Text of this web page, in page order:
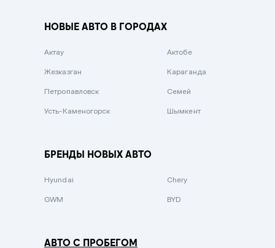
Вишневый
Зеленый металлик
НОВЫЕ АВТО В ГОРОДАХ
Актау Актобе
Жезказган Караганда
Петропавловск Семей
Усть-Каменогорск Шымкент
БРЕНДЫ НОВЫХ АВТО
Hyundai Chery
GWM BYD
АВТО С ПРОБЕГОМ